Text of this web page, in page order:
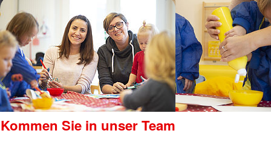
Kommen Sie in unser Team